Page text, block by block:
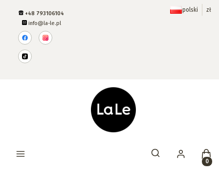
+48 793106104
info@la-le.pl
polski zł
Otwórz